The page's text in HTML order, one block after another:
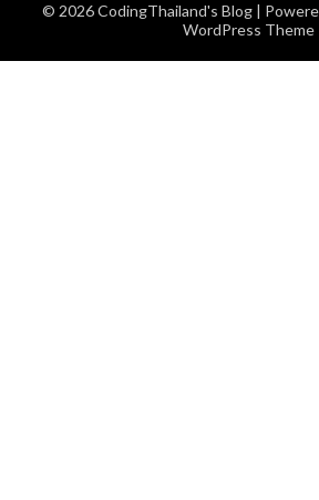
© 2026 CodingThailand's Blog |
WordPress Theme